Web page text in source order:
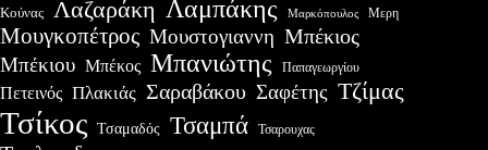
Κούνας Λαζαράκη Λαμπάκης Μαρκόπουλος Μερη
Μουγκοπέτρος Μουστογιαννη Μπέκιος
Μπέκιου Μπέκος Μπανιώτης Παπαγεωργίου
Πετεινός Πλακιάς Σαραβάκου Σαφέτης Τζίμας
Τσίκος Τσαμαδός Τσαμπά Τσαρουχας